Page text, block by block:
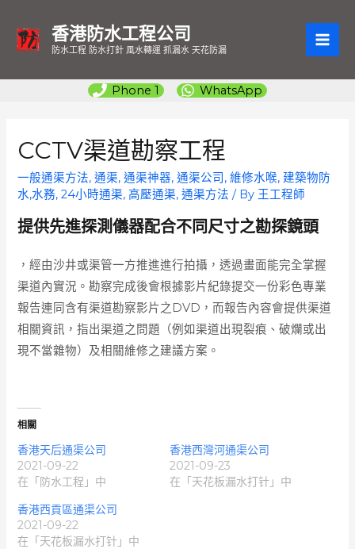
香港防水工程公司
防水工程 防水打針 風水轉運 抓漏水 天花防漏
Phone 1 WhatsApp
CCTV渠道勘察工程
一般通渠方法,通渠, 通渠神器, 通渠公司, 維修水喉, 建築物防
水,水務, 24小時通渠, 高壓通渠,通渠方法 / By 王工程師
提供先進探測儀器配合不同尺寸之勘探鏡頭
，經由沙井或渠管一方推進進行拍攝，透過畫面能完全掌握
渠道內實況。勘察完成後會根據影片紀錄提交一份彩色專業
報告連同含有渠道勘察影片之DVD，而報告內容會提供渠道
相關資訊，指出渠道之問題（例如渠道出現裂痕、破爛或出
現不當雜物）及相關維修之建議方案。
相關
香港天后通渠公司
2021-09-22
在「防水工程」中
香港西灣河通渠公司
2021-09-23
在「天花板漏水打针」中
香港西貢區通渠公司
2021-09-22
在「天花板漏水打针」中